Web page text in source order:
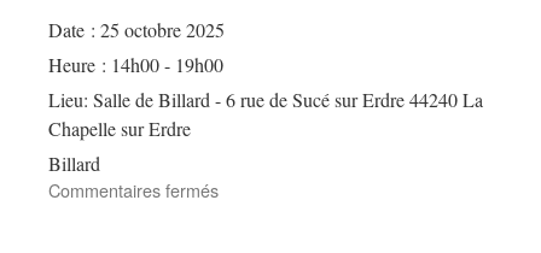
Date : 25 octobre 2025
Heure : 14h00 - 19h00
Lieu: Salle de Billard - 6 rue de Sucé sur Erdre 44240 La
Chapelle sur Erdre
Billard
Commentaires ferméssur